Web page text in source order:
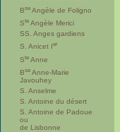
Bse Angèle de Foligno
Ste Angèle Merici
SS. Anges gardiens
S. Anicet Ier
Ste Anne
Bse Anne-Marie
Javouhey
S. Anselme
S. Antoine du désert
S. Antoine de Padoue
ou
de Lisbonne